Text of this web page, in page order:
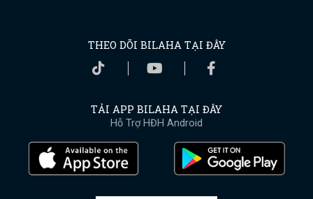
THEO DÕI BILAHA TẠI ĐÂY
TẢI APP BILAHA TẠI ĐÂY
Hỗ Trợ HĐH Android